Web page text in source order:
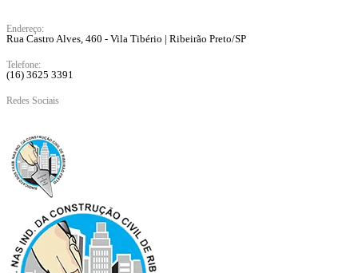
Endereço:
Rua Castro Alves, 460 - Vila Tibério | Ribeirão Preto/SP
Telefone:
(16) 3625 3391
Redes Sociais